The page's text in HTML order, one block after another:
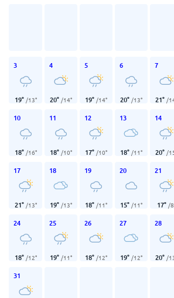
3
19° /13°
4
20° /14°
5
19° /14°
6
20° /13°
7
21° /
10
18° /16°
11
18° /10°
12
17° /10°
13
18° /11°
14
20° /
17
21° /13°
18
19° /13°
19
18° /11°
20
15° /11°
21
17° /8
24
18° /12°
25
19° /11°
26
18° /12°
27
19° /12°
28
20° /
31